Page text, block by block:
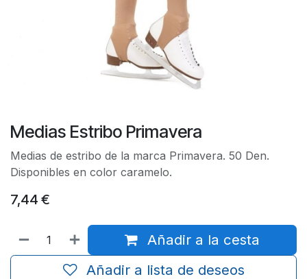
Medias Estribo Primavera
Medias de estribo de la marca Primavera. 50 Den.
Disponibles en color caramelo.
7,44 €
Añadir a la cesta
Añadir a lista de deseos